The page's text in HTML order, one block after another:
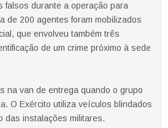
falsos durante a operação para
de 200 agentes foram mobilizados
que envolveu também três
de um crime próximo à sede
na van de entrega quando o grupo
O Exército utiliza veículos blindados
das instalações militares.